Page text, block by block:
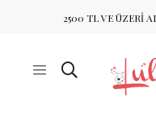
2500 TL VE ÜZERİ